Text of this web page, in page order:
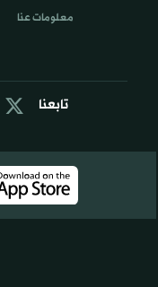
تابعنا
معلومات عنا